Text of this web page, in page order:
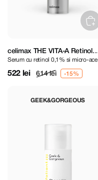
celimax THE VITA-A Retinol
Shot Tightening Serum 30 ml
Serum cu retinоl 0,1% si micro-ace
522 lei 614 lei
GEEK&GORGEOUS